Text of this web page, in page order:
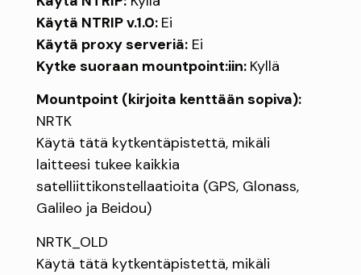
Käytä NTRIP v.1.0: Ei
Käytä proxy serveriä:Ei
Kytke suoraan mountpoint:iin: Kyllä
Mountpoint (kirjoita kenttään sopiva):
NRTK
Käytä tätä kytkentäpistettä, mikäli
laitteesi tukee kaikkia
satelliittikonstellaatioita (GPS, Glonass,
Galileo ja Beidou)
NRTK_OLD
Käytä tätä kytkentäpistettä, mikäli